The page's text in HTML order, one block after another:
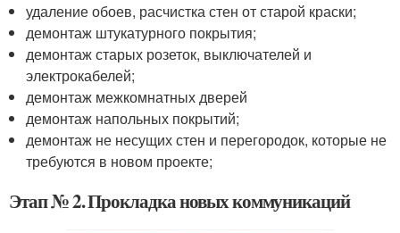
удаление обоев, расчистка стен от старой краски;
демонтаж штукатурного покрытия;
демонтаж старых розеток, выключателей и
электрокабелей;
демонтаж межкомнатных дверей
демонтаж напольных покрытий;
демонтаж не несущих стен и перегородок, которые не
требуются в новом проекте;
Этап № 2. Прокладка новых коммуникаций